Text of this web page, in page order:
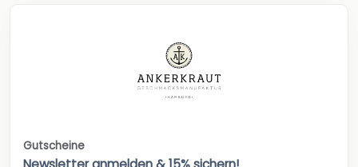
Gutscheine